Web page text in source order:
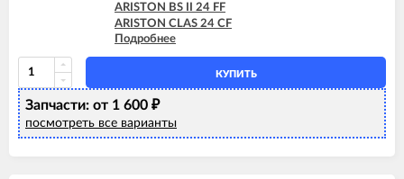
ARISTON BS II 24 FF
ARISTON CLAS 24 CF
ARISTON CLAS 24 FF
ARISTON CLAS 28 FF
ARISTON CLAS B EVO 24 FF
ARISTON CLAS B EVO 28 FF
ARISTON CLAS B EVO 30 FF
ARISTON CLAS EVO 24 CF
ARISTON CLAS EVO 24 CF-EU
Подробнее
КУПИТЬ
Запчасти: от 1 600 ₽
посмотреть все варианты